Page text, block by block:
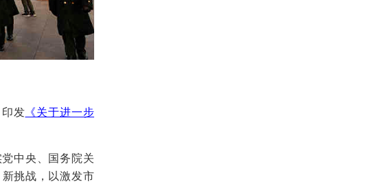
发 《关于进一步
中央、国务院关
挑战，以激发市